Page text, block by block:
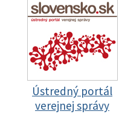
Ústredný portál
verejnej správy